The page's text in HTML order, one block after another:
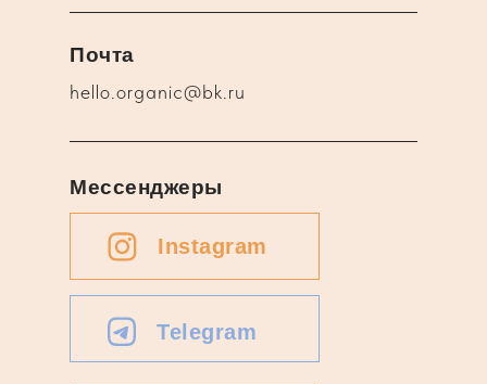
hello.organic@bk.ru
Почта
Instagram
Telegram
Мессенджеры